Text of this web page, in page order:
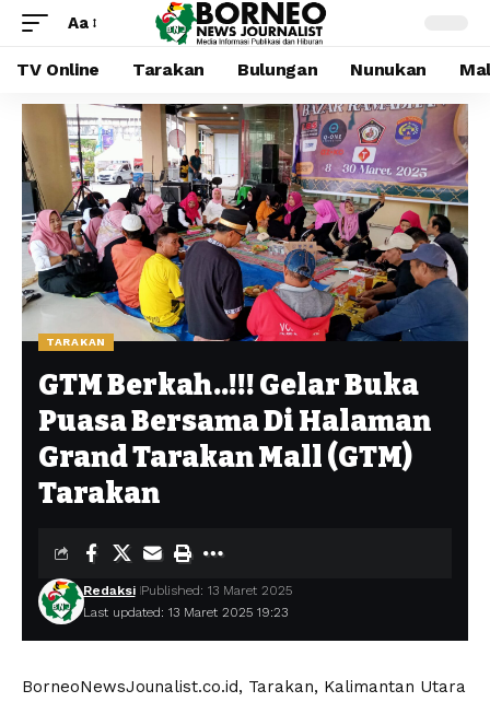
Aa
TV Online Tarakan Bulungan Nunukan
TARAKAN
GTM Berkah..!!! Gelar Buka
Puasa Bersama Di Halaman
Grand Tarakan Mall (GTM)
Tarakan
Last updated: 13 Maret 2025 19:23
Redaksi Published: 13 Maret 2025
BorneoNewsJounalist.co.id, Tarakan, Kalimantan Utara